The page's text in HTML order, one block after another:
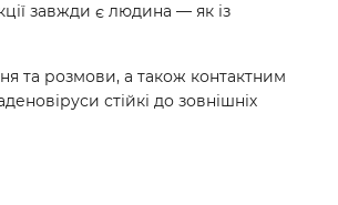
завжди є людина — як із
та розмови, а також контактним
стійкі до зовнішніх